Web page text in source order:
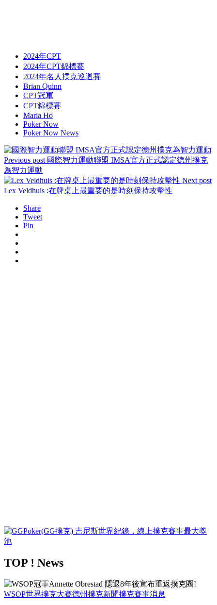
2024年CPT
2024年CPT錦標賽
2024年名人撲克巡迴賽
Brian Quinn
CPT冠軍
CPT錦標賽
Maria Ho
Poker Now
Poker Now News
Previous post 國際智力運動聯盟 IMSA官方正式認定德州撲克
為智力運動
Next post
Lex Veldhuis :在牌桌上最重要的是時刻保持攻擊性
Share
Tweet
Pin
TOP ! News
WSOP世界撲克大賽德州撲克新聞撲克賽事消息